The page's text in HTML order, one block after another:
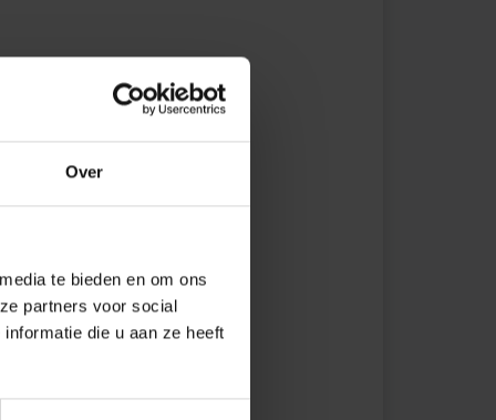
Over
te bieden en om ons
partners voor social
die u aan ze heeft